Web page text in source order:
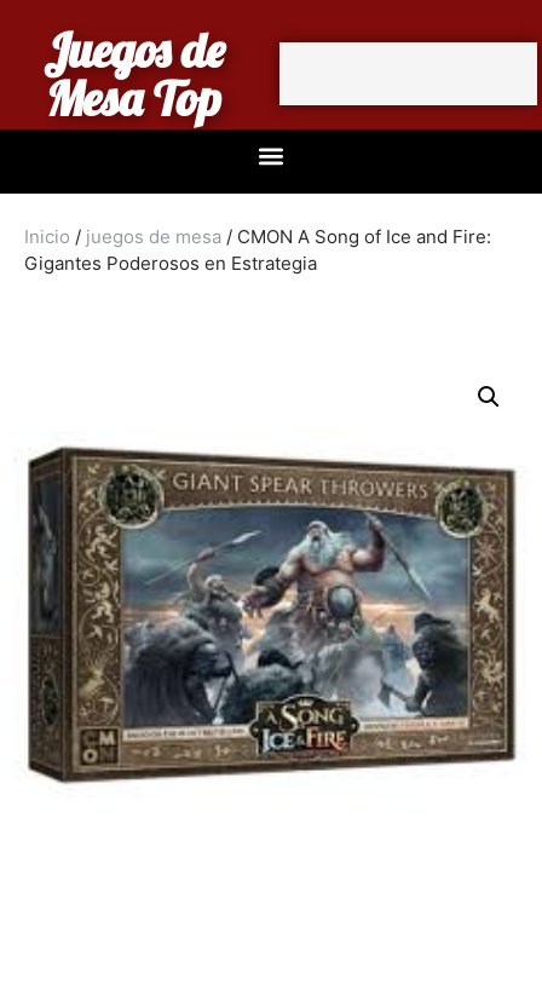
Juegos de
Mesa Top
Inicio / juegos de mesa / CMON A Song of Ice and Fire:
Gigantes Poderosos en Estrategia